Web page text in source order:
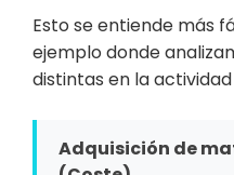
Esto se entiende más
ejemplo donde
distintas en la
Adquisición de